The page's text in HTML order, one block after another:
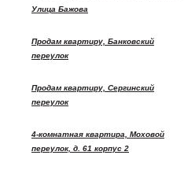
Улица Бажова
Продам квартиру, Банковский
переулок
Продам квартиру, Сергинский
переулок
4-комнатная квартира, Моховой
переулок, д. 61 корпус 2